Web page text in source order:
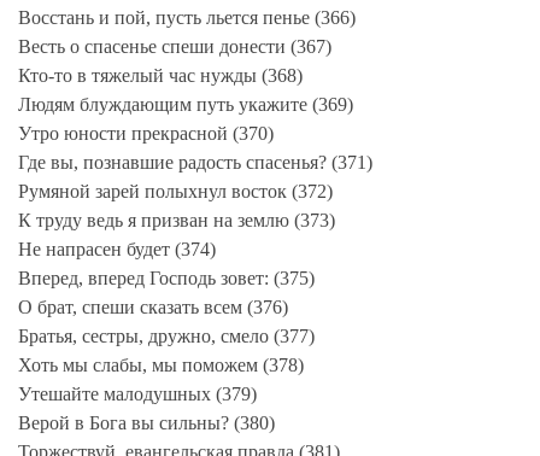
Восстань и пой, пусть льется пенье (366)
Весть о спасенье спеши донести (367)
Кто-то в тяжелый час нужды (368)
Людям блуждающим путь укажите (369)
Утро юности прекрасной (370)
Где вы, познавшие радость спасенья? (371)
Румяной зарей полыхнул восток (372)
К труду ведь я призван на землю (373)
Не напрасен будет (374)
Вперед, вперед Господь зовет: (375)
О брат, спеши сказать всем (376)
Братья, сестры, дружно, смело (377)
Хоть мы слабы, мы поможем (378)
Утешайте малодушных (379)
Верой в Бога вы сильны? (380)
Торжествуй, евангельская правда (381)